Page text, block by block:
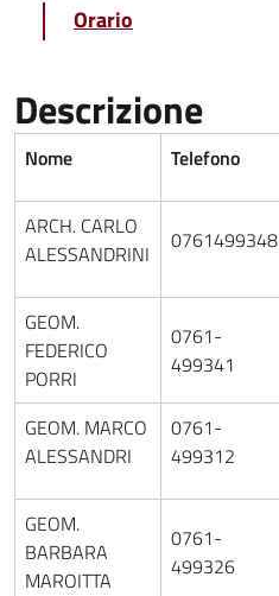
Orario
Descrizione
Nome Telefono
ARCH. CARLO
ALESSANDRINI
0761499348
GEOM.
FEDERICO
PORRI
0761-
499341
GEOM. MARCO
ALESSANDRI
0761-
499312
GEOM.
BARBARA
MAROITTA
0761-
499326